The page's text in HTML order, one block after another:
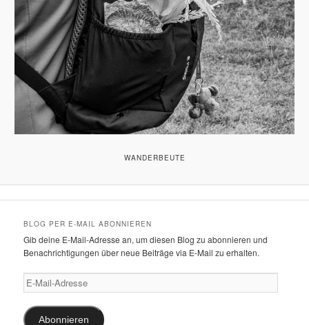
WANDERBEUTE
BLOG PER E-MAIL ABONNIEREN
Gib deine E-Mail-Adresse an, um diesen Blog zu abonnieren und
Benachrichtigungen über neue Beiträge via E-Mail zu erhalten.
E-
Mail-
Adresse
Abonnieren